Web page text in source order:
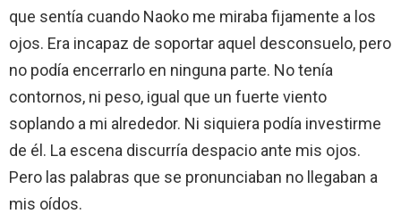
que sentía cuando Naoko me miraba fijamente a los
ojos. Era incapaz de soportar aquel desconsuelo, pero
no podía encerrarlo en ninguna parte. No tenía
contornos, ni peso, igual que un fuerte viento
soplando a mi alrededor. Ni siquiera podía investirme
de él. La escena discurría despacio ante mis ojos.
Pero las palabras que se pronunciaban no llegaban a
mis oídos.